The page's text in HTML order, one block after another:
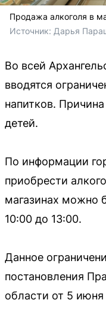
Продажа алкоголя в
Источник: Дарья
Во всей
вводятся
напитков.
детей.
По информации
приобрести
магазинах можно
10:00 до 13:00.
Данное
постановления
области от 5 июня